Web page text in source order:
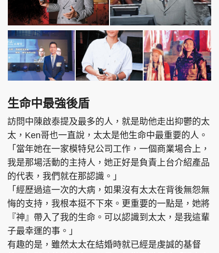
生命中最強後盾
訪問中陳啟泰提及最多的人，就是助他走出抑鬱的太
太，Ken哥也一直說，太太是他生命中最重要的人。
「當年她在一家模特兒公司工作，一個商業場合上，
我是那場活動的主持人，她正好是負責上台介紹產品
的代表，我們就在那認識。」
「經歷過這一次的大病，如果沒有太太在背後無怨無
悔的支持，我根本挺不下來。更重要的一點是，她將
『神』帶入了我的生命。可以認識到太太，是我這輩
子最幸運的事。」
有趣的是，雖然太太在結婚時就已經是虔誠的基督